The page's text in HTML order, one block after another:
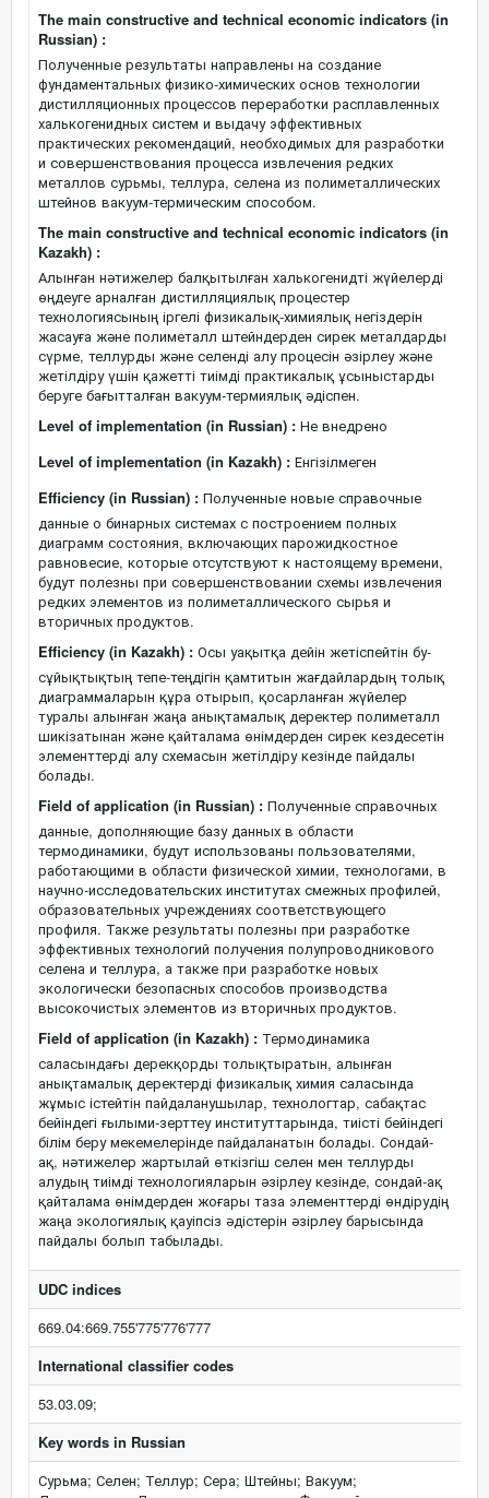
The main constructive and technical economic indicators (in
Russian) :
Полученные результаты направлены на создание
фундаментальных физико-химических основ технологии
дистилляционных процессов переработки расплавленных
халькогенидных систем и выдачу эффективных
практических рекомендаций, необходимых для разработки
и совершенствования процесса извлечения редких
металлов сурьмы, теллура, селена из полиметаллических
штейнов вакуум-термическим способом.
The main constructive and technical economic indicators (in
Kazakh) :
Алынған нәтижелер балқытылған халькогенидті жүйелерді
өңдеуге арналған дистилляциялық процестер
технологиясының іргелі физикалық-химиялық негіздерін
жасауға және полиметалл штейндерден сирек металдарды
сүрме, теллурды және селенді алу процесін әзірлеу және
жетілдіру үшін қажетті тиімді практикалық ұсыныстарды
беруге бағытталған вакуум-термиялық әдіспен.
Level of implementation (in Russian) : Не внедрено
Level of implementation (in Kazakh) : Енгізілмеген
Efficiency (in Russian) : Полученные новые справочные
данные о бинарных системах с построением полных
диаграмм состояния, включающих парожидкостное
равновесие, которые отсутствуют к настоящему времени,
будут полезны при совершенствовании схемы извлечения
редких элементов из полиметаллического сырья и
вторичных продуктов.
Efficiency (in Kazakh) : Осы уақытқа дейін жетіспейтін бу-
сұйықтықтың тепе-теңдігін қамтитын жағдайлардың толық
диаграммаларын құра отырып, қосарланған жүйелер
туралы алынған жаңа анықтамалық деректер полиметалл
шикізатынан және қайталама өнімдерден сирек кездесетін
элементтерді алу схемасын жетілдіру кезінде пайдалы
болады.
Field of application (in Russian) : Полученные справочных
данные, дополняющие базу данных в области
термодинамики, будут использованы пользователями,
работающими в области физической химии, технологами, в
научно-исследовательских институтах смежных профилей,
образовательных учреждениях соответствующего
профиля. Также результаты полезны при разработке
эффективных технологий получения полупроводникового
селена и теллура, а также при разработке новых
экологически безопасных способов производства
высокочистых элементов из вторичных продуктов.
Field of application (in Kazakh) : Термодинамика
саласындағы дерекқорды толықтыратын, алынған
анықтамалық деректерді физикалық химия саласында
жұмыс істейтін пайдаланушылар, технологтар, сабақтас
бейіндегі ғылыми-зерттеу институттарында, тиісті бейіндегі
білім беру мекемелерінде пайдаланатын болады. Сондай-
ақ, нәтижелер жартылай өткізгіш селен мен теллурды
алудың тиімді технологияларын әзірлеу кезінде, сондай-ақ
қайталама өнімдерден жоғары таза элементтерді өндірудің
жаңа экологиялық қауіпсіз әдістерін әзірлеу барысында
пайдалы болып табылады.
UDC indices
669.04:669.755'775'776'777
International classifier codes
53.03.09;
Key words in Russian
Сурьма; Селен; Теллур; Сера; Штейны; Вакуум;